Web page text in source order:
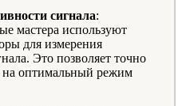
сигнала:
мастера используют
для измерения
Это позволяет точно
на оптимальный режим